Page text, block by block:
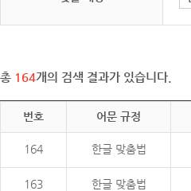
총 164개의 검색 결과가 있습니다.
번호 어문 규정
164 한글 맞춤법
163 한글 맞춤법